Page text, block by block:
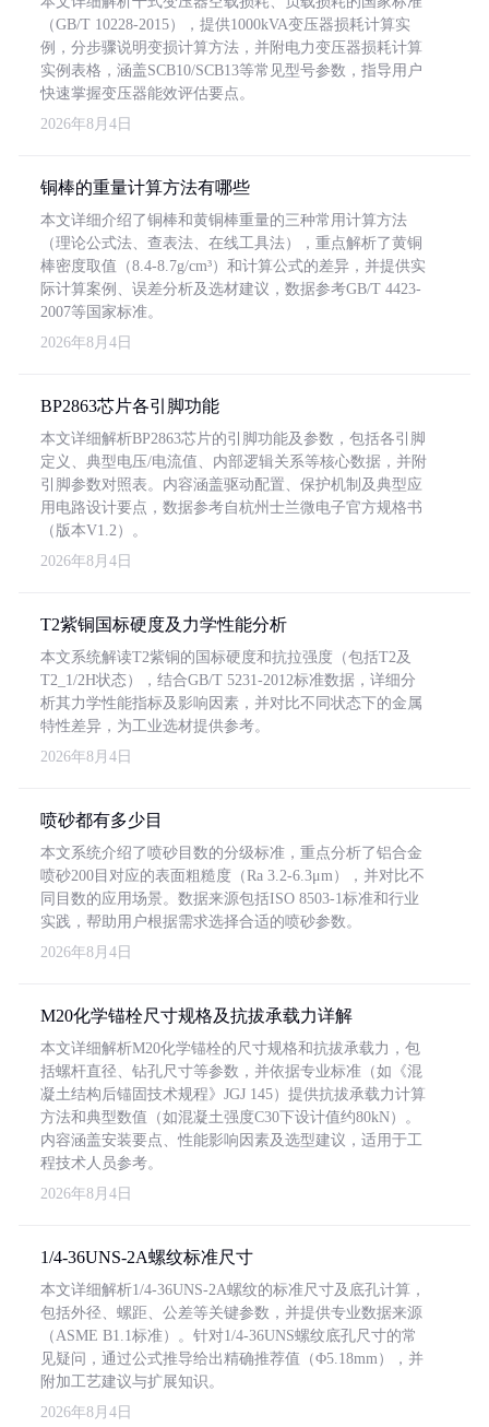
（GB/T 10228-2015），提供1000kVA变压器损耗计算实
例，分步骤说明变损计算方法，并附电力变压器损耗计算
实例表格，涵盖SCB10/SCB13等常见型号参数，指导用户
快速掌握变压器能效评估要点。
2026年8月4日
铜棒的重量计算方法有哪些
本文详细介绍了铜棒和黄铜棒重量的三种常用计算方法
（理论公式法、查表法、在线工具法），重点解析了黄铜
棒密度取值（8.4-8.7g/cm³）和计算公式的差异，并提供实
际计算案例、误差分析及选材建议，数据参考GB/T 4423-
2007等国家标准。
2026年8月4日
BP2863芯片各引脚功能
本文详细解析BP2863芯片的引脚功能及参数，包括各引脚
定义、典型电压/电流值、内部逻辑关系等核心数据，并附
引脚参数对照表。内容涵盖驱动配置、保护机制及典型应
用电路设计要点，数据参考自杭州士兰微电子官方规格书
（版本V1.2）。
2026年8月4日
T2紫铜国标硬度及力学性能分析
本文系统解读T2紫铜的国标硬度和抗拉强度（包括T2及
T2_1/2H状态），结合GB/T 5231-2012标准数据，详细分
析其力学性能指标及影响因素，并对比不同状态下的金属
特性差异，为工业选材提供参考。
2026年8月4日
喷砂都有多少目
本文系统介绍了喷砂目数的分级标准，重点分析了铝合金
喷砂200目对应的表面粗糙度（Ra 3.2-6.3μm），并对比不
同目数的应用场景。数据来源包括ISO 8503-1标准和行业
实践，帮助用户根据需求选择合适的喷砂参数。
2026年8月4日
M20化学锚栓尺寸规格及抗拔承载力详解
本文详细解析M20化学锚栓的尺寸规格和抗拔承载力，包
括螺杆直径、钻孔尺寸等参数，并依据专业标准（如《混
凝土结构后锚固技术规程》JGJ 145）提供抗拔承载力计算
方法和典型数值（如混凝土强度C30下设计值约80kN）。
内容涵盖安装要点、性能影响因素及选型建议，适用于工
程技术人员参考。
2026年8月4日
1/4-36UNS-2A螺纹标准尺寸
本文详细解析1/4-36UNS-2A螺纹的标准尺寸及底孔计算，
包括外径、螺距、公差等关键参数，并提供专业数据来源
（ASME B1.1标准）。针对1/4-36UNS螺纹底孔尺寸的常
见疑问，通过公式推导给出精确推荐值（Φ5.18mm），并
附加工艺建议与扩展知识。
2026年8月4日